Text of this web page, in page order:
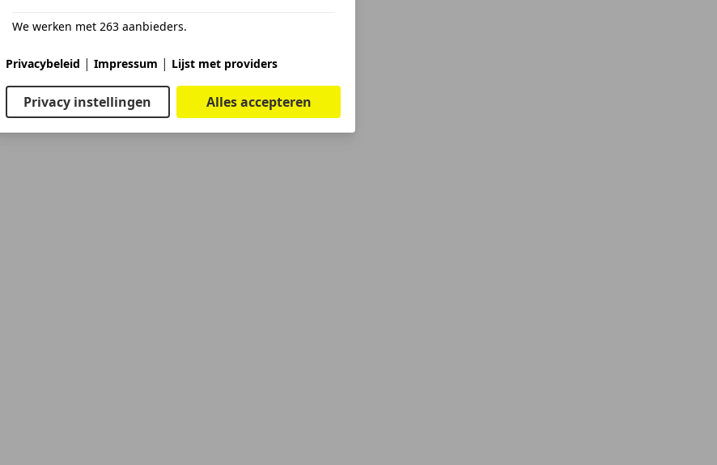
We werken met 263 aanbieders.
Privacybeleid | Impressum | Lijst met providers
Privacy instellingen Alles accepteren